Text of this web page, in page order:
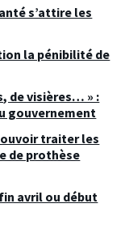
s’attire les
la pénibilité de
de visières… » :
gouvernement
traiter les
de prothèse
avril ou début